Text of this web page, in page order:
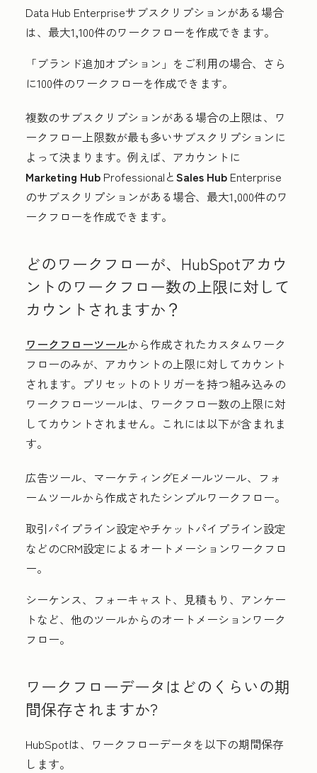
Data Hub Enterpriseサブスクリプションがある場合
は、最大1,100件のワークフローを作成できます。
「ブランド追加オプション」 をご利用の場合、さら
に100件のワークフローを作成できます。
複数のサブスクリプションがある場合の上限は、ワ
ークフロー上限数が最も多いサブスクリプションに
よって決まります。例えば、アカウントに
Marketing Hub ProfessionalとSales Hub Enterprise
のサブスクリプションがある場合、最大1,000件のワ
ークフローを作成できます。
どのワークフローが、HubSpotアカウ
ントのワークフロー数の上限に対して
カウントされますか？
ワークフローツールから作成されたカスタムワーク
フローのみが、アカウントの上限に対してカウント
されます。プリセットのトリガーを持つ組み込みの
ワークフローツールは、ワークフロー数の上限に対
してカウントされません。これには以下が含まれま
す。
広告ツール、マーケティングEメールツール、フォ
ームツールから作成されたシンプルワークフロー。
取引パイプライン設定やチケットパイプライン設定
などのCRM設定によるオートメーションワークフロ
ー。
シーケンス、フォーキャスト、見積もり、アンケー
トなど、他のツールからのオートメーションワーク
フロー。
ワークフローデータはどのくらいの期
間保存されますか?
HubSpotは、ワークフローデータを以下の期間保存
します。